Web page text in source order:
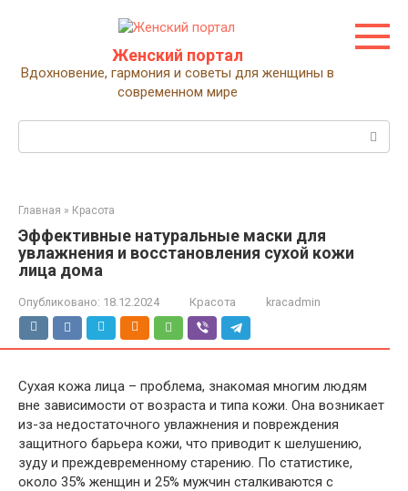
Женский портал
Вдохновение, гармония и советы для женщины в
современном мире
Главная » Красота
Эффективные натуральные маски для
увлажнения и восстановления сухой кожи
лица дома
Опубликовано: 18.12.2024 Красота kracadmin
Сухая кожа лица – проблема, знакомая многим людям
вне зависимости от возраста и типа кожи. Она возникает
из-за недостаточного увлажнения и повреждения
защитного барьера кожи, что приводит к шелушению,
зуду и преждевременному старению. По статистике,
около 35% женщин и 25% мужчин сталкиваются с